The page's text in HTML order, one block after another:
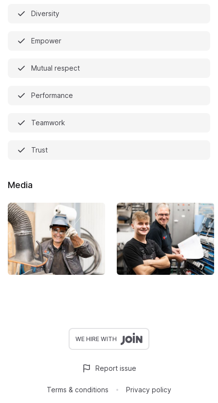
Diversity
Empower
Mutual respect
Performance
Teamwork
Trust
Media
WE HIRE WITH
Terms & conditions Privacy policy
Report issue